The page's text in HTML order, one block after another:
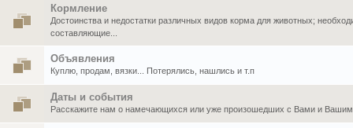
Кормление
Достоинства и недостатки различных видов корма для животных;
составляющие...
Объявления
Куплю, продам, вязки... Потерялись, нашлись и т.п
Даты и события
Расскажите нам о намечающихся или уже произошедших с Вами и